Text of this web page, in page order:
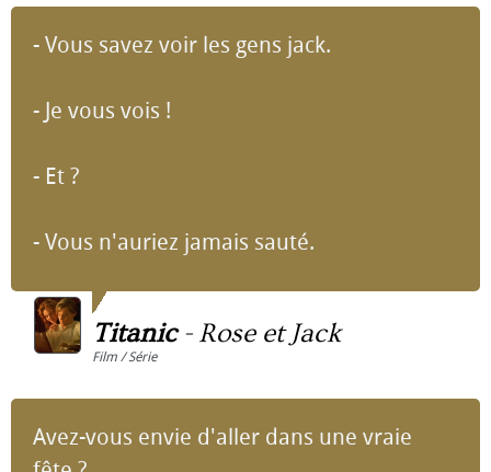
- Vous savez voir les gens jack.
- Je vous vois !
- Et ?
- Vous n'auriez jamais sauté.
Titanic- Rose et Jack
Film / Série
Avez-vous envie d'aller dans une vraie